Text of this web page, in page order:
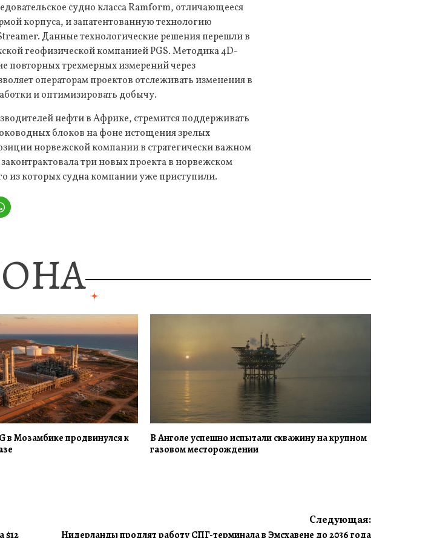
судно класса Ramform, отличающееся
корпуса, и запатентованную технологию
Данные технологические решения перешли в
геофизической компанией PGS. Методика 4D-
повторных трехмерных измерений через
операторам проектов отслеживать изменения в
и оптимизировать добычу.
нефти в Африке, стремится поддерживать
блоков на фоне истощения зрелых
норвежской компании в стратегически важном
три новых проекта в норвежском
из которых судна компании уже приступили.
в Мозамбике продвинулся к
В Анголе успешно испытали скважину на крупном
газовом месторождении
$12
Следующая:
Нидерланды продлят работу СПГ-терминала в Эмсхавене до 2036 года